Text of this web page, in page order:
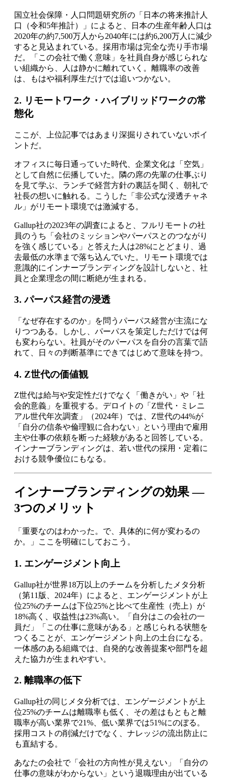
国立社会保障・人口問題研究所の「日本の将来推計人
口（令和5年推計）」によると、日本の生産年齢人口は
2020年の約7,500万人から2040年には約6,200万人に減少
すると見込まれている。採用市場は完全な売り手市場
だ。「この会社で働く意味」を社員自身が感じられな
い組織から、人は静かに離れていく。離職率の改善
は、もはや福利厚生だけでは追いつかない。
2. リモートワーク・ハイブリッドワークの常
態化
ここが、上位記事ではあまり深掘りされていないポイ
ントだ。
オフィスに毎日通っていた時代、企業文化は「空気」
として自然に伝播していた。隣の席の先輩の仕事ぶり
を見て学ぶ、ランチで経営方針の裏話を聞く、朝礼で
社長の想いに触れる。こうした「非公式な浸透チャネ
ル」がリモート環境では激減する。
Gallup社の2023年の調査によると、フルリモートの社
員のうち「会社のミッションやパーパスとのつながり
を強く感じている」と答えた人は28%にとどまり、過
去最低の水準まで落ち込んでいた。リモート環境では
意識的にインナーブランディングを設計しないと、社
員と企業理念の間に断絶が生まれる。
3. パーパス経営の浸透
「なぜ存在するのか」を問うパーパス経営が主流にな
りつつある。しかし、パーパスを策定しただけでは何
も変わらない。社員がそのパーパスを自分の言葉で語
れて、日々の判断基準にできてはじめて意味を持つ。
4. Z世代の価値観
Z世代は給与や安定性だけでなく「働きがい」や「社
会的意義」を重視する。デロイトの「Z世代・ミレニ
アル世代年次調査」（2024年）では、Z世代の44%が
「自分の信条や倫理観に合わない」という理由で雇用
主や仕事の依頼を断った経験があると回答している。
インナーブランディングは、若い世代の採用・定着に
おける競争優位にもなる。
インナーブランディングの効果 —
3つのメリット
「重要なのはわかった。で、具体的に何が変わるの
か。」ここを明確にしておこう。
1. エンゲージメント向上
Gallup社が世界18万以上のチームを分析したメタ分析
（第11版、2024年）によると、エンゲージメントが上
位25%のチームは下位25%と比べて生産性（売上）が
18%高く、収益性は23%高い。「自分はこの会社の一
員だ」「この仕事に意味がある」と感じられる状態を
つくることが、エンゲージメント向上の土台になる。
一体感のある組織では、自発的な改善提案や部門を超
えた協力が生まれやすい。
2. 離職率の低下
Gallup社の同じメタ分析では、エンゲージメントが上
位25%のチームは離職率も低く、その差はもともと離
職率が高い業界で21%、低い業界では51%にのぼる。
採用コストの削減だけでなく、ナレッジの流出防止に
も直結する。
あなたの会社で「会社の方向性が見えない」「自分の
仕事の意味がわからない」という退職理由が出ている